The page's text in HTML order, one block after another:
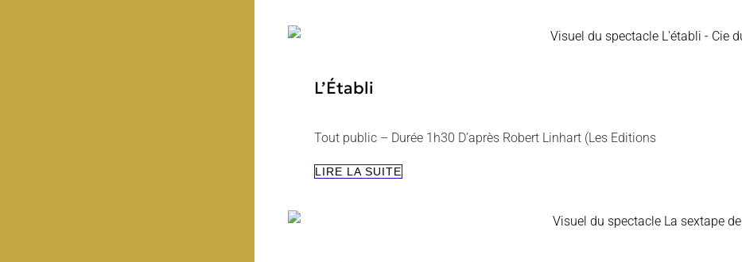
L’Établi
Tout public – Durée 1h30 D’après Robert Linhart (Les Editions
LIRE LA SUITEL’ÉTABLI